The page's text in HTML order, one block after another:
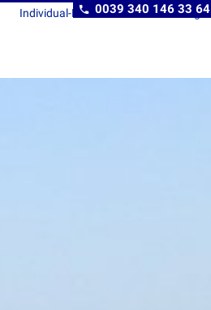
Individual-Kombireisen Beratung
0039 340 146 33 64